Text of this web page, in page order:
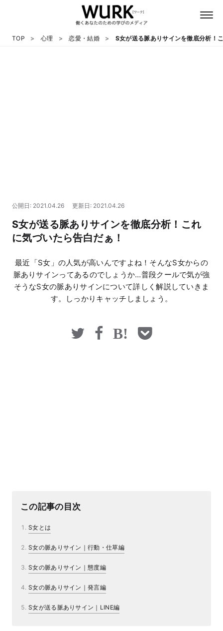
マネー
TOP 心理 恋愛・結婚 S女が送る脈ありサインを徹底分析！
公開日: 2021.04.26 更新日: 2021.04.26
S女が送る脈ありサインを徹底分析！これ
に気づいたら告白だぁ！
最近「S女」の人気が高いんですよね！そんなS女からの
脈ありサインってあるのでしょうか…普段クールで気が強
そうなS女の脈ありサインについて詳しく解説していきま
す。しっかりキャッチしましょう。
この記事の目次
S女とは
S女の脈ありサイン｜行動・仕草編
S女の脈ありサイン｜態度編
S女の脈ありサイン｜発言編
S女が送る脈ありサイン｜LINE編